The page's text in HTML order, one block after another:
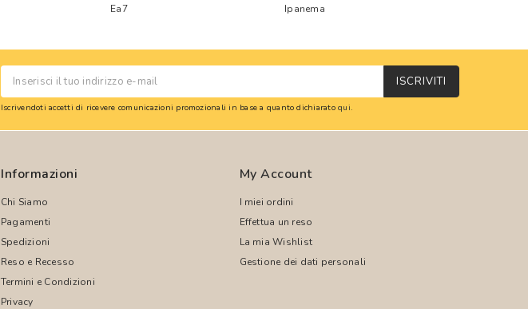
Ea7 Ipanema
ISCRIVITI
Iscrivendoti accetti di ricevere comunicazioni promozionali in base a quanto dichiaratoqui.
Informazioni
Chi Siamo
Pagamenti
Spedizioni
Reso e Recesso
Termini e Condizioni
Privacy
My Account
I miei ordini
Effettua un reso
La mia Wishlist
Gestione dei dati personali